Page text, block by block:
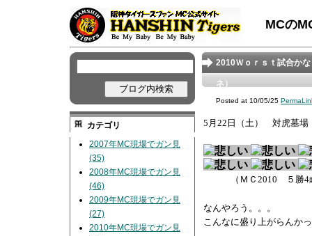
MCの
2010Ｗｏｒｓｔ試合か
ネ）
Posted at 10/05/25
5月22 日（土） 対虎墓
（ ＭＣ2010 ５勝4
なんやろう。。。
こんなに盛り上がらんか
カテゴリ
2007年MC現場でガン見
(35)
2008年MC現場でガン見
(46)
2009年MC現場でガン見
(27)
2010年MC現場でガン見